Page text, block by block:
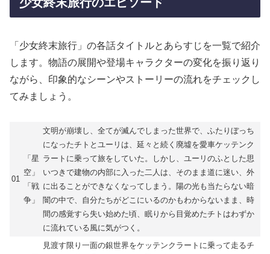
「少女終末旅行」の各話タイトルとあらすじを一覧で紹介
します。物語の展開や登場キャラクターの変化を振り返り
ながら、印象的なシーンやストーリーの流れをチェックし
てみましょう。
01
「星
空」
「戦
争」
文明が崩壊し、全てが滅んでしまった世界で、ふたりぼっち
になったチトとユーリは、延々と続く廃墟を愛車ケッテンク
ラートに乗って旅をしていた。しかし、ユーリのふとした思
いつきで建物の内部に入った二人は、そのまま道に迷い、外
に出ることができなくなってしまう。陽の光も当たらない暗
闇の中で、自分たちがどこにいるのかもわからないまま、時
間の感覚すら失い始めた頃、眠りから目覚めたチトはわずか
に流れている風に気がつく。
見渡す限り一面の銀世界をケッテンクラートに乗って走るチ